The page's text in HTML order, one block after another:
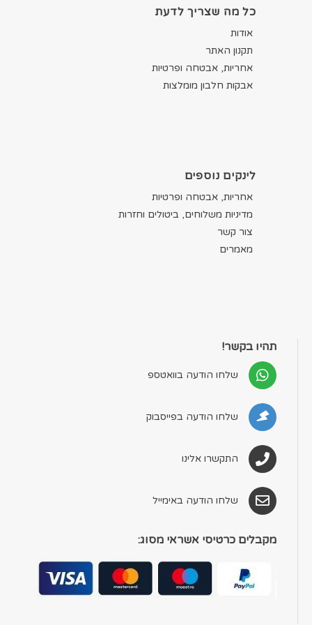
כל מה שצריך לדעת
אודות
תקנון האתר
אחריות, אבטחה ופרטיות
אבקות חלבון מומלצות
לינקים נוספים
אחריות, אבטחה ופרטיות
מדיניות משלוחים, ביטולים וחזרות
צור קשר
מאמרים
תהיו בקשר!
שלחו הודעה בוואטספ
שלחו הודעה בפייסבוק
התקשרו אלינו
שלחו הודעה באימייל
מקבלים כרטיסי אשראי מסוג: